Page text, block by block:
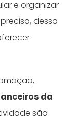
e organizar
dessa
da
são